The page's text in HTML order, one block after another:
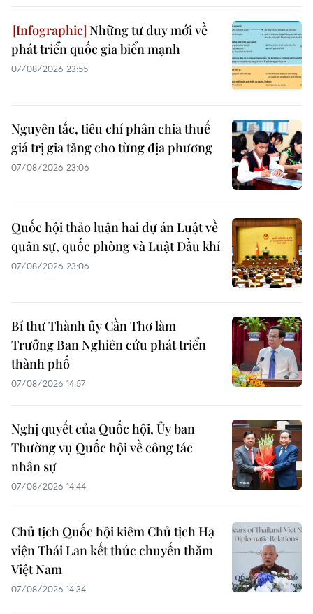
Những tư duy mới về
phát triển quốc gia biển mạnh
07/08/2026 23:55
Nguyên tắc, tiêu chí phân chia thuế
giá trị gia tăng cho từng địa phương
07/08/2026 23:06
Quốc hội thảo luận hai dự án Luật về
quân sự, quốc phòng và Luật Dầu khí
07/08/2026 23:06
Bí thư Thành ủy Cần Thơ làm
Trưởng Ban Nghiên cứu phát triển
thành phố
07/08/2026 14:57
Nghị quyết của Quốc hội, Ủy ban
Thường vụ Quốc hội về công tác
nhân sự
07/08/2026 14:44
Chủ tịch Quốc hội kiêm Chủ tịch Hạ
viện Thái Lan kết thúc chuyến thăm
Việt Nam
07/08/2026 14:34